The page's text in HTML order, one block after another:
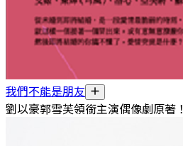
我們不能是朋友
劉以豪郭雪芙領銜主演偶像劇原著！